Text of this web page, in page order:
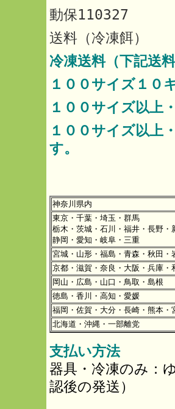
動保110327
送料（冷凍餌）
冷凍送料（下記送
１００サイズ１０
１００サイズ以上
１００サイズ以上
す。
神奈川県内
東京・千葉・埼玉・群馬
栃木・茨城・石川・福井・長野・
静岡・愛知・岐阜・三重
宮城・山形・福島・青森・秋田・
京都・滋賀・奈良・大阪・兵庫・
岡山・広島・山口・鳥取・島根
徳島・香川・高知・愛媛
福岡・佐賀・大分・長崎・熊本・
北海道・沖縄・一部離党
支払い方法
器具・冷凍のみ：
認後の発送）